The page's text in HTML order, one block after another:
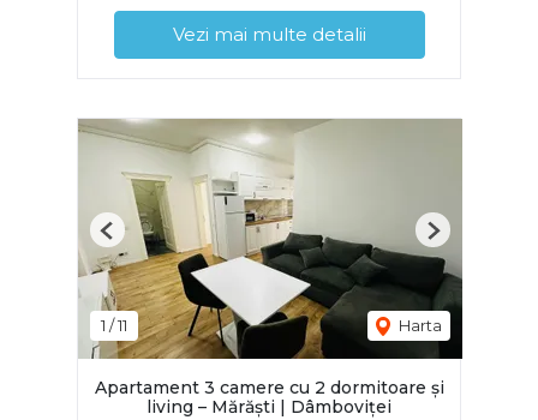
Vezi mai multe detalii
1 /11 Harta
Previous Next
Apartament 3 camere cu 2 dormitoare și
living – Mărăști | Dâmboviței